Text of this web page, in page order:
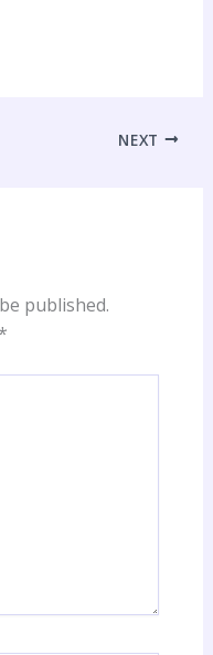
NEXT
published.
*